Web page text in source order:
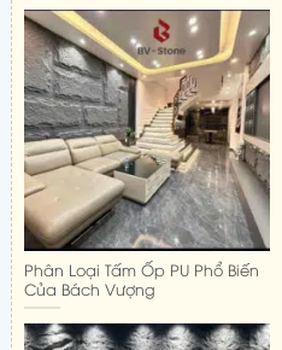
Phân Loại Tấm Ốp PU Phổ Biến
Của Bách Vượng